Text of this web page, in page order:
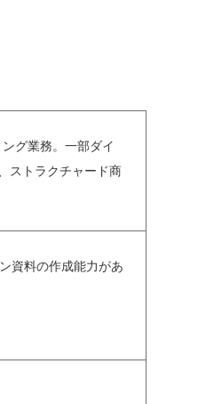
グ業務。一部ダイ
ストラクチャード商
資料の作成能力があ